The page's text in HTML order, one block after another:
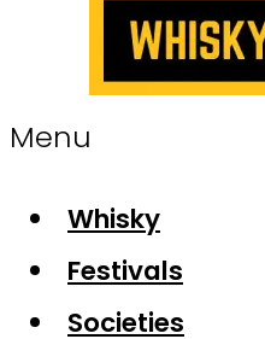
Menu
Whisky
Festivals
Societies